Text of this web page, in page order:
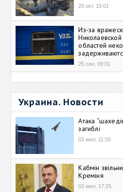
20 окт, 15:01
Из-за
областей
25 сен, 09:01
Украина. Новости
Атака
загиблі
03 июл, 11:55
Кабмін
Креміня
02 июл, 17:25